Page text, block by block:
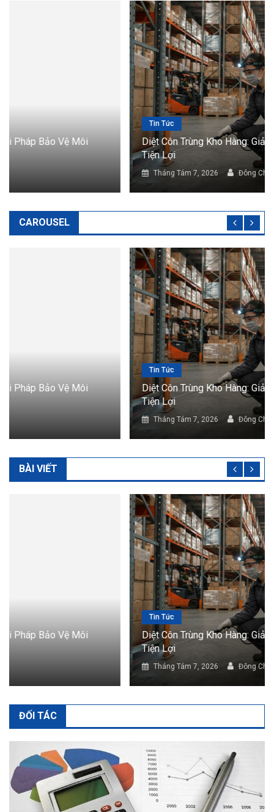
Diệt Côn Trùng Kho Hàng: Giải Pháp Bảo Vệ Hàng Hóa
Đông Chí
CAROUSEL
Diệt Côn Trùng Kho Hàng: Giải Pháp Bảo Vệ Hàng Hóa
Đông Chí
BÀI VIẾT
Diệt Côn Trùng Kho Hàng: Giải Pháp Bảo Vệ Hàng Hóa
Đông Chí
ĐỐI TÁC